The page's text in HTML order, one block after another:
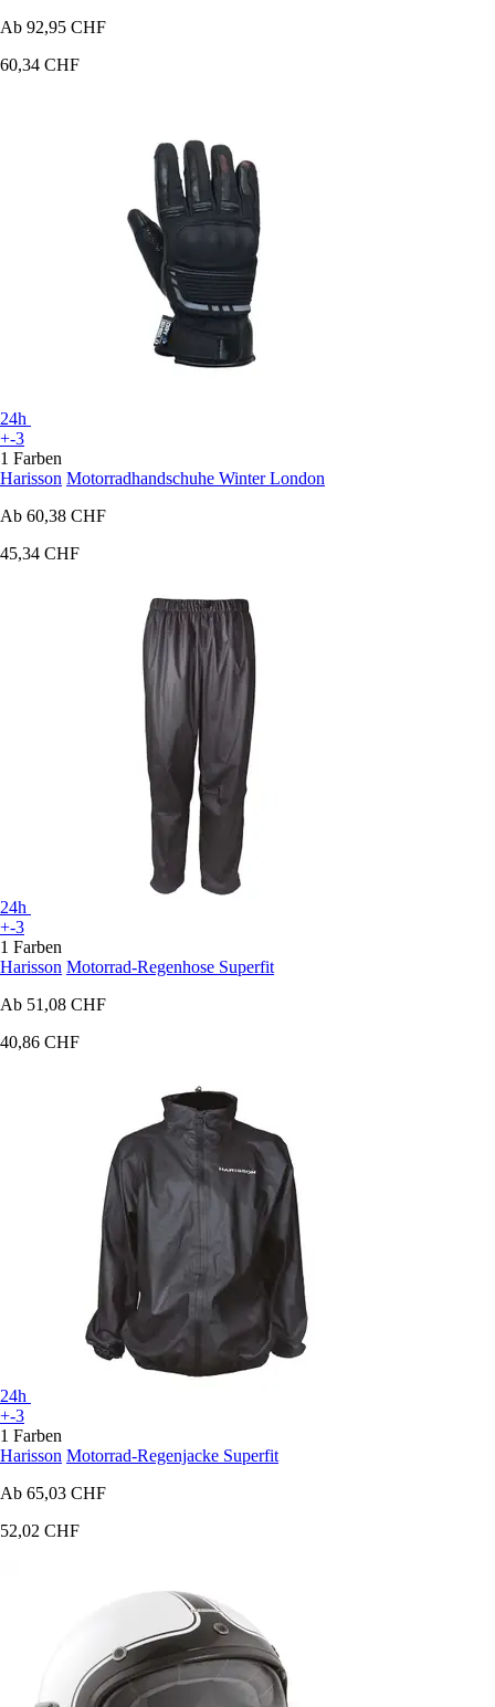
Ab 92,95 CHF
60,34 CHF
24h
+-3
1 Farben
Harisson Motorradhandschuhe Winter London
Ab 60,38 CHF
45,34 CHF
24h
+-3
1 Farben
Harisson Motorrad-Regenhose Superfit
Ab 51,08 CHF
40,86 CHF
24h
+-3
1 Farben
Harisson Motorrad-Regenjacke Superfit
Ab 65,03 CHF
52,02 CHF